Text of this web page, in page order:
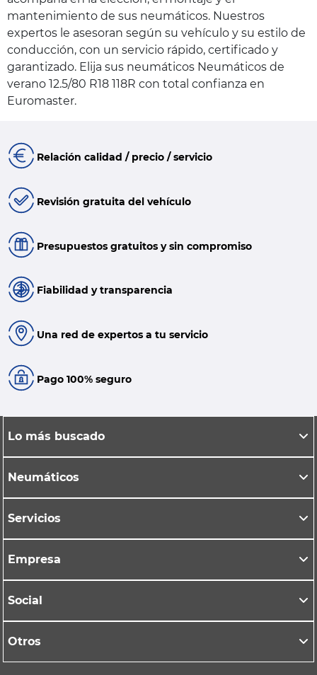
mantenimiento de sus neumáticos. Nuestros
expertos le asesoran según su vehículo y su estilo de
conducción, con un servicio rápido, certificado y
garantizado. Elija sus neumáticos Neumáticos de
verano 12.5/80 R18 118R con total confianza en
Euromaster.
Relación calidad / precio / servicio
Revisión gratuita del vehículo
Presupuestos gratuitos y sin compromiso
Fiabilidad y transparencia
Una red de expertos a tu servicio
Pago 100% seguro
Lo más buscado
Neumáticos
Servicios
Empresa
Social
Otros